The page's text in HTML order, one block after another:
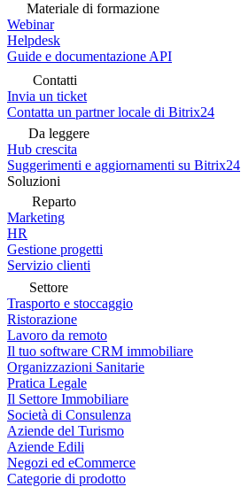
Materiale di formazione
Webinar
Helpdesk
Guide e documentazione API
Contatti
Invia un ticket
Contatta un partner locale di Bitrix24
Da leggere
Hub crescita
Suggerimenti e aggiornamenti su Bitrix24
Soluzioni
Reparto
Marketing
HR
Gestione progetti
Servizio clienti
Settore
Trasporto e stoccaggio
Ristorazione
Lavoro da remoto
Il tuo software CRM immobiliare
Organizzazioni Sanitarie
Pratica Legale
Il Settore Immobiliare
Società di Consulenza
Aziende del Turismo
Aziende Edili
Negozi ed eCommerce
Categorie di prodotto